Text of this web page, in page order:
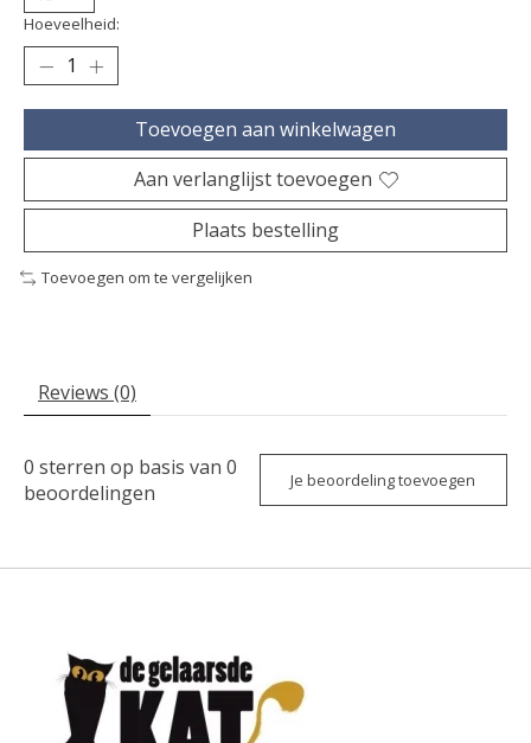
Hoeveelheid:
Toevoegen aan winkelwagen
Aan verlanglijst toevoegen
Plaats bestelling
Toevoegen om te vergelijken
Reviews (0)
0 sterren op basis van 0
beoordelingen
Je beoordeling toevoegen